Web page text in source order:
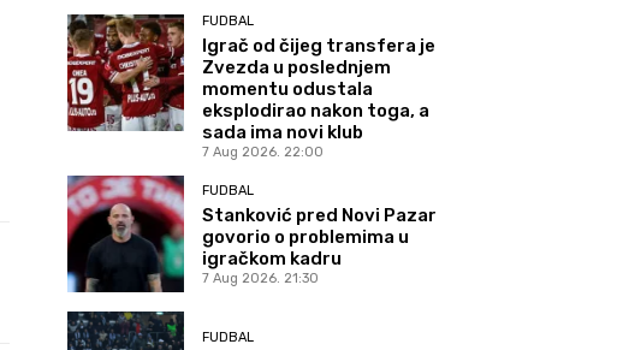
FUDBAL
Igrač od čijeg transfera je
Zvezda u poslednjem
momentu odustala
eksplodirao nakon toga, a
sada ima novi klub
7 Aug 2026. 22:00
FUDBAL
Stanković pred Novi Pazar
govorio o problemima u
igračkom kadru
7 Aug 2026. 21:30
FUDBAL